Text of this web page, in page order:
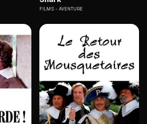
FILMS AVENTURE